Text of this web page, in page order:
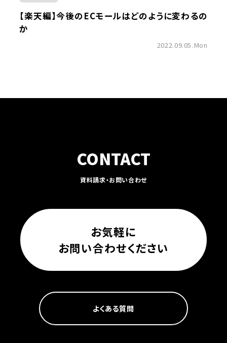
【楽天編】今後のECモールはどのように変わるの
か
2022.09.05.Mon
CONTACT
資料請求・お問い合わせ
お気軽に
お問い合わせください
よくある質問